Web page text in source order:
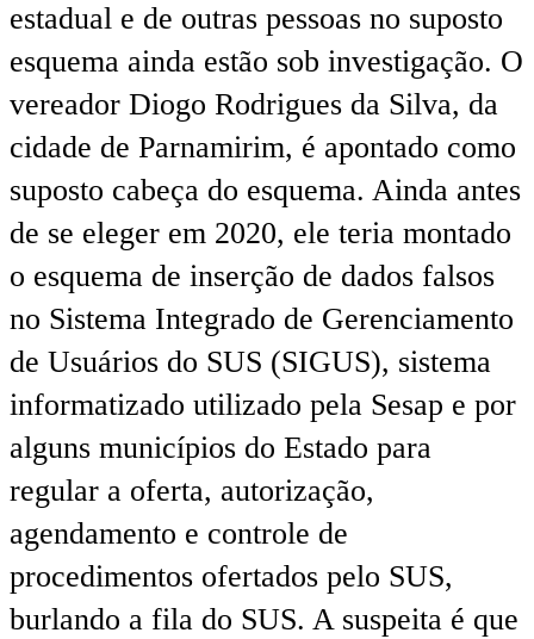
estadual e de outras pessoas no suposto
esquema ainda estão sob investigação. O
vereador Diogo Rodrigues da Silva, da
cidade de Parnamirim, é apontado como
suposto cabeça do esquema. Ainda antes
de se eleger em 2020, ele teria montado
o esquema de inserção de dados falsos
no Sistema Integrado de Gerenciamento
de Usuários do SUS (SIGUS), sistema
informatizado utilizado pela Sesap e por
alguns municípios do Estado para
regular a oferta, autorização,
agendamento e controle de
procedimentos ofertados pelo SUS,
burlando a fila do SUS. A suspeita é que